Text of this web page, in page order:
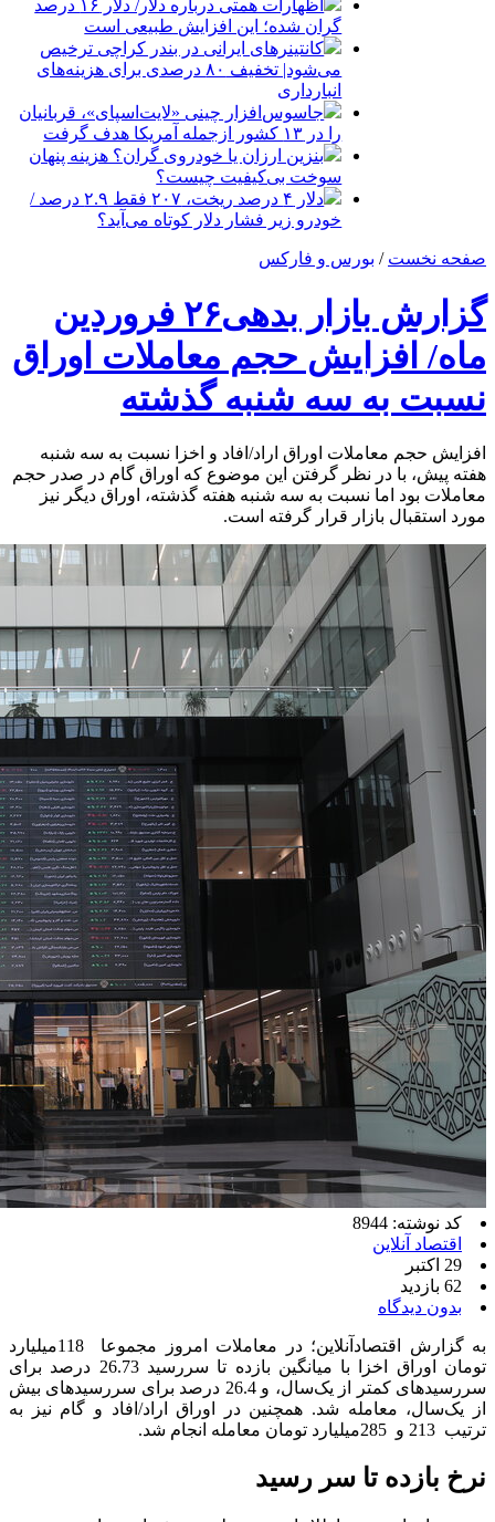
اظهارات همتی درباره دلار/ دلار ۱۶ درصد
گران شده؛ این افزایش طبیعی است
کانتینرهای ایرانی در بندر کراچی ترخیص
می‌شود| تخفیف ۸۰ درصدی برای هزینه‌های
انبارداری
جاسوس‌افزار چینی «لایت‌اسپای»، قربانیان
را در ۱۳ کشور ازجمله آمریکا هدف گرفت
بنزین ارزان یا خودروی گران؟ هزینه پنهان
سوخت بی‌کیفیت چیست؟
دلار ۴ درصد ریخت، ۲۰۷ فقط ۲.۹ درصد /
خودرو زیر فشار دلار کوتاه می‌آید؟
صفحه نخست / بورس و فارکس
گزارش بازار بدهی۲۶ فروردین
ماه/ افزایش حجم معاملات اوراق
نسبت به سه شنبه گذشته
افزایش حجم معاملات اوراق اراد/افاد و اخزا نسبت به سه شنبه
هفته پیش، با در نظر گرفتن این موضوع که اوراق گام در صدر حجم
معاملات بود اما نسبت به سه شنبه هفته گذشته، اوراق دیگر نیز
مورد استقبال بازار قرار گرفته است.
کد نوشته: 8944
اقتصاد آنلاین
29 اکتبر
62 بازدید
بدون دیدگاه
به گزارش اقتصادآنلاین؛ در معاملات امروز مجموعا 118میلیارد
تومان اوراق اخزا با میانگین بازده تا سررسید 26.73 درصد برای
سررسیدهای کمتر از یک‌سال، و 26.4 درصد برای سررسیدهای بیش
از یک‌سال، معامله شد. همچنین در اوراق اراد/افاد و گام نیز به
ترتیب 213 و 285میلیارد تومان معامله انجام شد.
نرخ بازده تا سر رسید